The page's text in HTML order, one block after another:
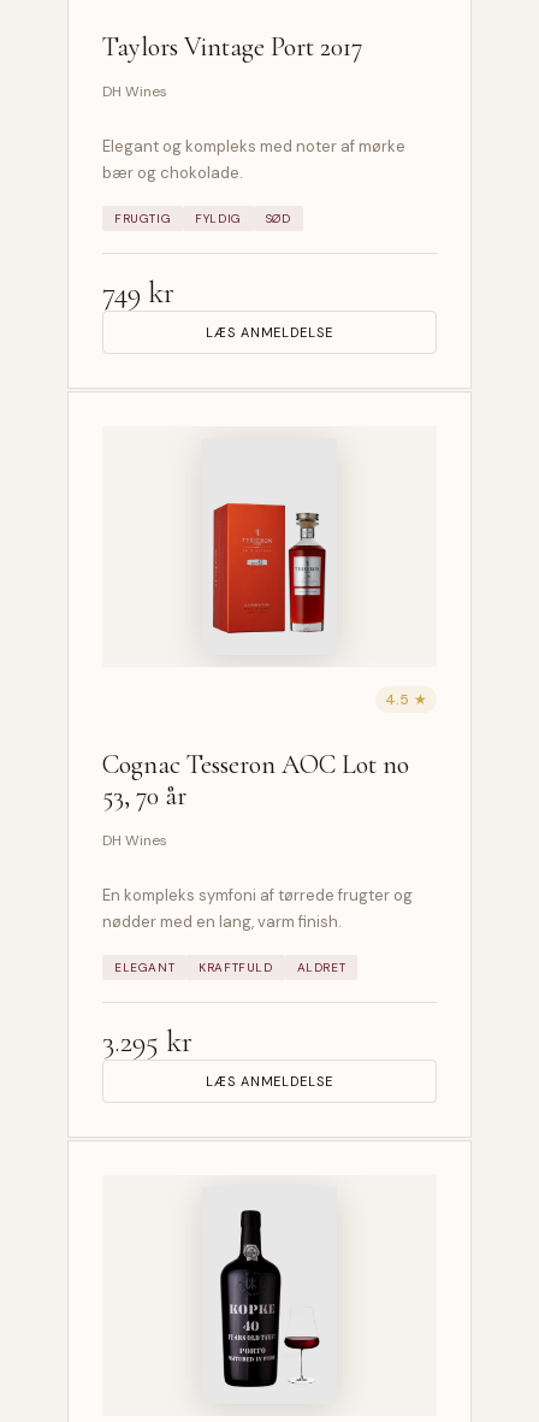
Taylors Vintage Port 2017
DH Wines
Elegant og kompleks med noter af mørke
bær og chokolade.
FRUGTIG FYLDIG SØD
749 kr
LÆS ANMELDELSE
4.5 ★
Cognac Tesseron AOC Lot no
53, 70 år
DH Wines
En kompleks symfoni af tørrede frugter og
nødder med en lang, varm finish.
ELEGANT KRAFTFULD ALDRET
3.295 kr
LÆS ANMELDELSE